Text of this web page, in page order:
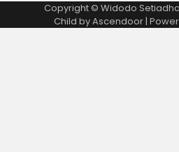
Copyright © Widodo
Child byAscendoor|